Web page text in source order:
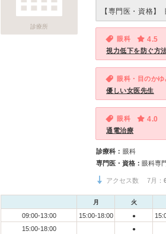
診療所
【専門医・資格】
眼科 4.5
視力低下を防ぐ方
眼科・目のかゆ
優しい女医先生
眼科 4.0
通電治療
診療科： 眼科
専門医・資格： 眼科専
アクセス数 7月：
月 火
09:00-13:00 15:00-18:00 ●
15:00-18:00 ●